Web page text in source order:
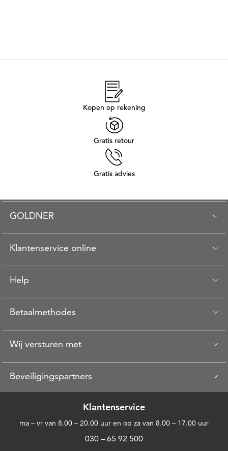
Kopen op rekening
Gratis retour
Gratis advies
GOLDNER
Klantenservice online
Help
Betaalmethodes
Wij versturen met
Beveiligingspartners
Klantenservice
ma – vr van 8.00 – 20.00 uur en op za van 8.00 – 17.00 uur
030 – 65 92 500